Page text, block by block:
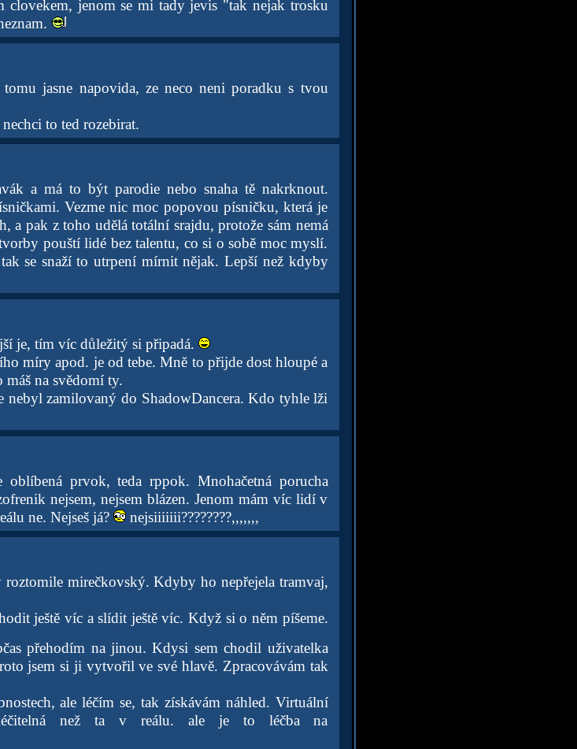
jenom se mi tady jevis "tak nejak trosku
jasne napovida, ze neco neni poradku s tvou
to ted rozebirat.
a má to být parodie nebo snaha tě nakrknout.
Vezme nic moc popovou písničku, která je
a pak z toho udělá totální srajdu, protože sám nemá
pouští lidé bez talentu, co si o sobě moc myslí.
se snaží to utrpení mírnit nějak. Lepší než kdyby
je, tím víc důležitý si připadá.
míry apod. je od tebe. Mně to přijde dost hloupé a
na svědomí ty.
nebyl zamilovaný do ShadowDancera. Kdo tyhle lži
prvok, teda rppok. Mnohačetná porucha
nejsem, nejsem blázen. Jenom mám víc lidí v
ne. Nejseš já?
nejsiiiiiii????????,,,,,,,
mirečkovský. Kdyby ho nepřejela tramvaj,
ještě víc a slídit ještě víc. Když si o něm píšeme.
přehodím na jinou. Kdysi sem chodil uživatelka
jsem si ji vytvořil ve své hlavě. Zpracovávám tak
ale léčím se, tak získávám náhled. Virtuální
léčitelná než ta v reálu. ale je to léčba na